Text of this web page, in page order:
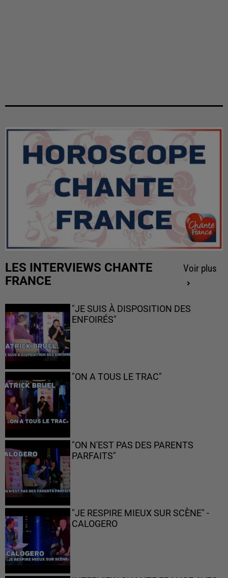
LES INTERVIEWS CHANTE
FRANCE
Voir plus
"JE SUIS À DISPOSITION DES
ENFOIRÉS"
"ON A TOUS LE TRAC"
"ON N'EST PAS DES PARENTS
PARFAITS"
"JE RESPIRE MIEUX SUR SCÈNE" -
CALOGERO